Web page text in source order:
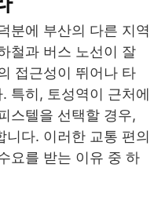
분에 부산의 다른 지역
철과 버스 노선이 잘
접근성이 뛰어나 타
특히, 토성역이 근처에
스텔을 선택할 경우,
니다. 이러한 교통 편의
요를 받는 이유 중 하